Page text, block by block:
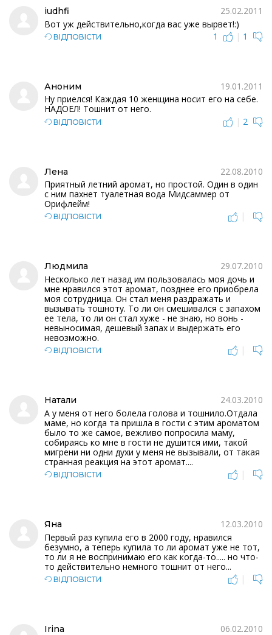
iudhfi
25.02.2011
Вот уж действительно,когда вас уже вырвет!:)
ВІДПОВІСТИ 1 | 1
Аноним
19.01.2011
Ну приелся! Каждая 10 женщина носит его на себе.
НАДОЕЛ! Тошнит от него.
ВІДПОВІСТИ | 2
Лена
22.08.2010
Приятный летний аромат, но простой. Один в один
с ним пахнет туалетная вода Мидсаммер от
Орифлейм!
ВІДПОВІСТИ |
Людмила
29.07.2010
Несколько лет назад им пользовалась моя дочь и
мне нравился этот аромат, позднее его приобрела
моя сотрудница. Он стал меня раздражать и
вызывать тошноту. То ли он смешивался с запахом
ее тела, то ли он стал хуже - не знаю, но вонь -
невыносимая, дешевый запах и выдержать его
невозможно.
ВІДПОВІСТИ |
Натали
24.03.2010
А у меня от него болела голова и тошнило.Отдала
маме, но когда та пришла в гости с этим ароматом
было то же самое, вежливо попросила маму,
собираясь ко мне в гости не душится ими, такой
мигрени ни одни духи у меня не вызывали, от такая
странная реакция на этот аромат....
ВІДПОВІСТИ |
Яна
12.03.2010
Первый раз купила его в 2000 году, нравился
безумно, а теперь купила то ли аромат уже не тот,
то ли я не воспринимаю его как когда-то..... но что-
то действительно немного тошнит от него...
ВІДПОВІСТИ |
Irina
06.02.2010